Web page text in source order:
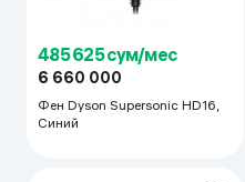
485 625 сум/мес
6 660 000
Фен Dyson Supersonic HD16,
Синий